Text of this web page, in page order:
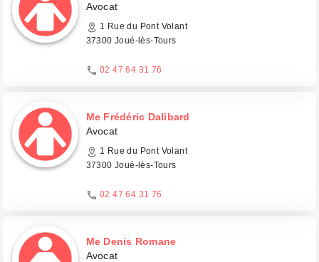
Avocat
1 Rue du Pont Volant
37300 Joué-lès-Tours
02 47 64 31 76
Me Frédéric Dalibard
Avocat
1 Rue du Pont Volant
37300 Joué-lès-Tours
02 47 64 31 76
Me Denis Romane
Avocat